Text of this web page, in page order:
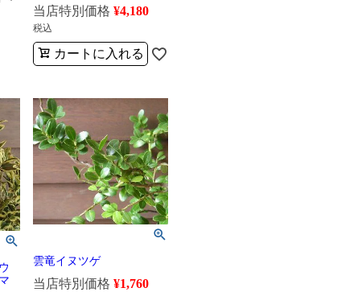
当店特別価格 ¥4,180
税込
カートに入れる
雲竜イヌツゲ
当店特別価格 ¥1,760